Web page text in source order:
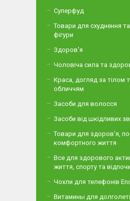
Суперфуд
Товари для схуднення та
фігури
Здоров'я
Чоловіча сила та
Краса, догляд за тілом
обличчям
Засоби для волосся
Засоби від шкідливих
Товари для здоров'я,
комфортного життя
Все для здорового
життя, спорту та
Чохли для телефонів
Витамины для